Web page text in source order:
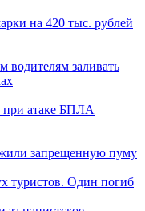
на 420 тыс. рублей
водителям заливать
атаке БПЛА
запрещенную пуму
туристов. Один погиб